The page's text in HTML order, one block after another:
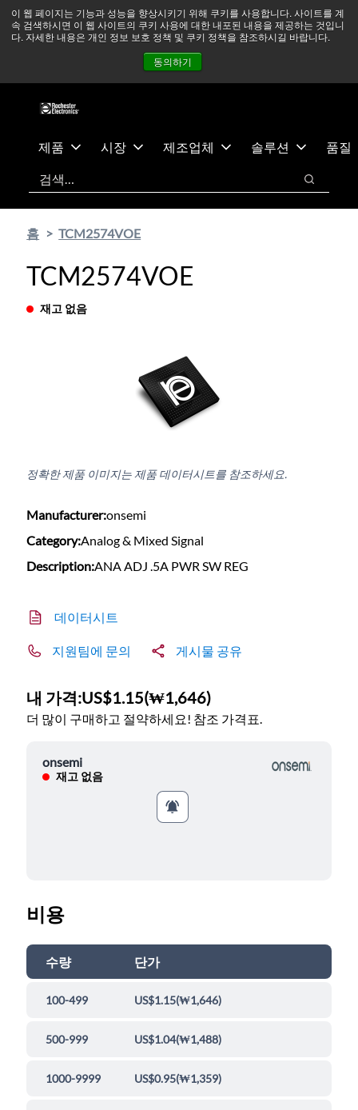
이 웹 페이지는 기능과 성능을 향상시키기 위해 쿠키를 사용합니다. 사이트를 계
속 검색하시면 이 웹 사이트의 쿠키 사용에 대한 내포된 내용을 제공하는 것입니
다. 자세한 내용은 개인 정보 보호 정책 및 쿠키 정책을 참조하시길 바랍니다.
동의하기
츠
건
중동 지역 상황을 지속적으로 주시하고 있으며, 모든 서비스는
정상적으로 운영되고 있습니다. 더 읽어보기 →
뉴스
문의하기
제품 시장 제조업체 솔루션
품질
검색
검색
홈 TCM2574VOE
TCM2574VOE
재고 없음
정확한 제품 이미지는 제품 데이터시트를 참조하세요.
Manufacturer:onsemi
Category:Analog & Mixed Signal
Description:ANA ADJ .5A PWR SW REG
데이터시트
지원팀에 문의 게시물 공유
내 가격:US$1.15(₩1,646)
더 많이 구매하고 절약하세요! 참조 가격표.
onsemi
재고 없음
비용
수량 단가
100-499 US$1.15(₩1,646)
500-999 US$1.04(₩1,488)
1000-9999 US$0.95(₩1,359)